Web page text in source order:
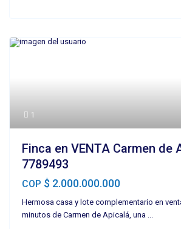
1
Finca en VENTA Carmen de
7789493
COP $ 2.000.000.000
Hermosa casa y lote complementario en
minutos de Carmen de Apicalá, una ...